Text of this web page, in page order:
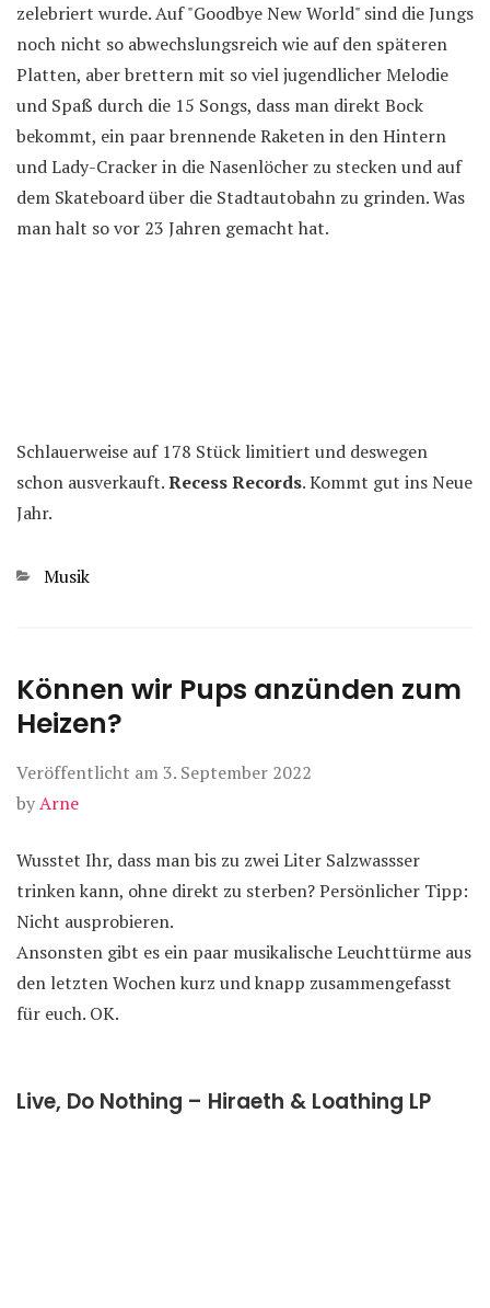
zelebriert wurde. Auf "Goodbye New World" sind die Jungs
noch nicht so abwechslungsreich wie auf den späteren
Platten, aber brettern mit so viel jugendlicher Melodie
und Spaß durch die 15 Songs, dass man direkt Bock
bekommt, ein paar brennende Raketen in den Hintern
und Lady-Cracker in die Nasenlöcher zu stecken und auf
dem Skateboard über die Stadtautobahn zu grinden. Was
man halt so vor 23 Jahren gemacht hat.
Schlauerweise auf 178 Stück limitiert und deswegen
schon ausverkauft.Recess Records. Kommt gut ins Neue
Jahr.
Kategorien
Musik
Können wir Pups anzünden zum
Heizen?
Veröffentlicht am 3. September 2022
byArne
Wusstet Ihr, dass man bis zu zwei Liter Salzwassser
trinken kann, ohne direkt zu sterben? Persönlicher Tipp:
Nicht ausprobieren.
Ansonsten gibt es ein paar musikalische Leuchttürme aus
den letzten Wochen kurz und knapp zusammengefasst
für euch. OK.
Live, Do Nothing – Hiraeth & Loathing LP